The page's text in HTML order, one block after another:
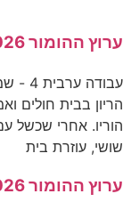
ערוץ ההומור 06-08-2026
הריון בבית חולים
הוריו. אחרי שכשל
שושי, עוזרת בית
ערוץ ההומור 05-08-2026